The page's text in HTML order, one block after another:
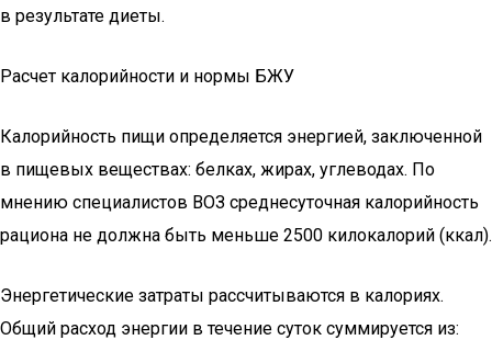
в результате диеты.
Расчет калорийности и нормы БЖУ
Калорийность пищи определяется энергией, заключенной
в пищевых веществах: белках, жирах, углеводах. По
мнению специалистов ВОЗ среднесуточная калорийность
рациона не должна быть меньше 2500 килокалорий (ккал).
Энергетические затраты рассчитываются в калориях.
Общий расход энергии в течение суток суммируется из: